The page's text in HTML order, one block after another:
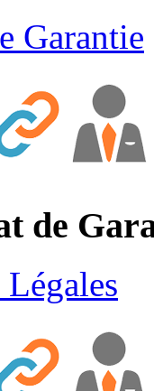
Garantie
de